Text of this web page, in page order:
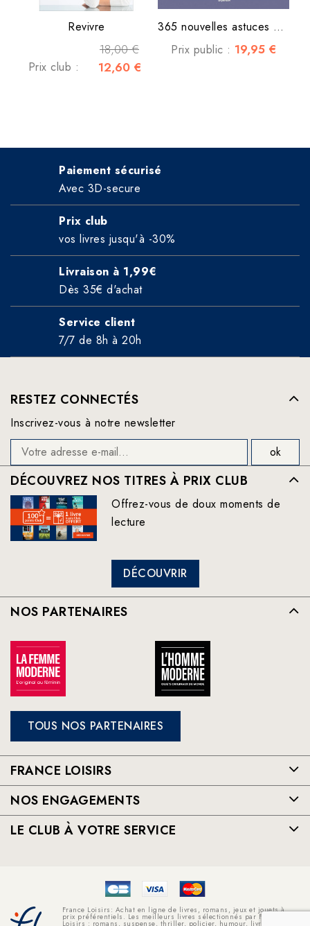
Revivre
18,00 €
Prix club : 12,60 €
365 nouvelles astuces de génie
Prix public : 19,95 €
Paiement sécurisé
Avec 3D-secure
Prix club
vos livres jusqu'à -30%
Livraison à 1,99€
Dès 35€ d'achat
Service client
7/7 de 8h à 20h
RESTEZ CONNECTÉS
Inscrivez-vous à notre newsletter
DÉCOUVREZ NOS TITRES À PRIX CLUB
Offrez-vous de doux moments de
lecture
DÉCOUVRIR
NOS PARTENAIRES
TOUS NOS PARTENAIRES
FRANCE LOISIRS
NOS ENGAGEMENTS
LE CLUB À VOTRE SERVICE
France Loisirs: Achat en ligne de livres, romans, jeux et jouets à
prix préférentiels. Les meilleurs livres sélectionnés par France
Loisirs : romans, suspense, thriller, policier, humour, livre